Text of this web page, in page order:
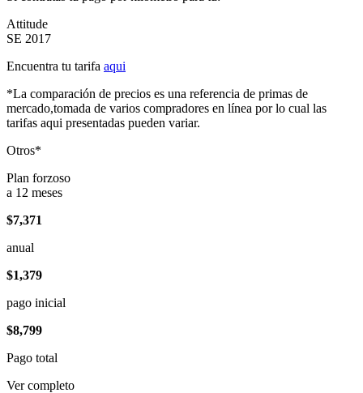
Attitude
SE 2017
Encuentra tu tarifa aqui
*La comparación de precios es una referencia de primas de
mercado,tomada de varios compradores en línea por lo cual las
tarifas aqui presentadas pueden variar.
Otros*
Plan forzoso
a 12 meses
$7,371
anual
$1,379
pago inicial
$8,799
Pago total
Ver completo